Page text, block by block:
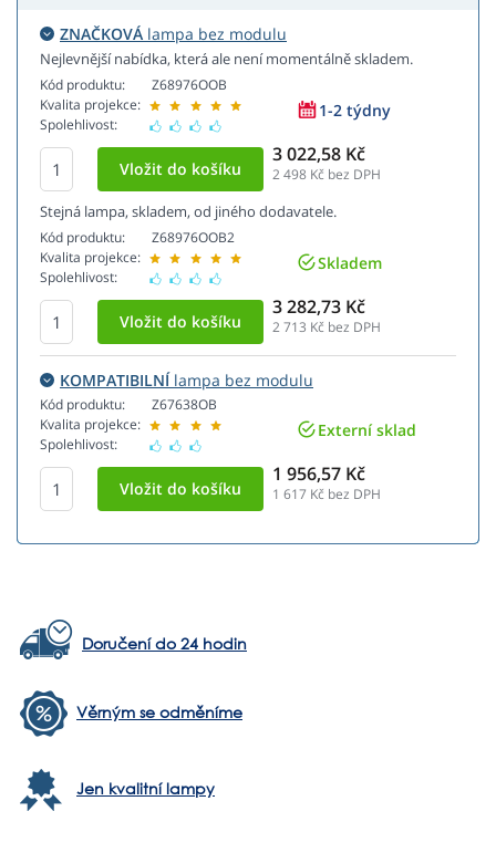
ZNAČKOVÁ lampa bez modulu
Nejlevnější nabídka, která ale není momentálně skladem.
Kód produktu:
Kvalita projekce:
Spolehlivost:
Z68976OOB
1-2 týdny
3 022,58 Kč
2 498 Kč bez DPH
Stejná lampa, skladem, od jiného dodavatele.
Kód produktu:
Kvalita projekce:
Spolehlivost:
Z68976OOB2
Skladem
3 282,73 Kč
2 713 Kč bez DPH
KOMPATIBILNÍlampa bez modulu
Kód produktu:
Kvalita projekce:
Spolehlivost:
Z67638OB
Externí sklad
1 956,57 Kč
1 617 Kč bez DPH
Doručení do 24 hodin
Věrným se odměníme
Jen kvalitní lampy